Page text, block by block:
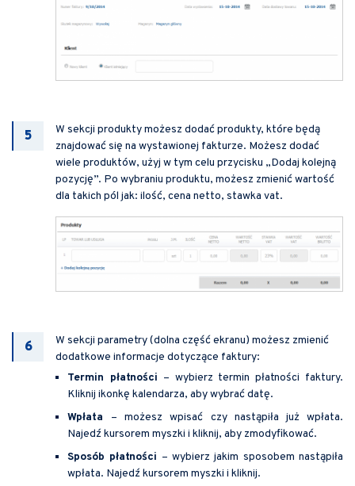
W sekcji produkty możesz dodać produkty, które będą
znajdować się na wystawionej fakturze. Możesz dodać
wiele produktów, użyj w tym celu przycisku „Dodaj kolejną
pozycję”. Po wybraniu produktu, możesz zmienić wartość
dla takich pól jak: ilość, cena netto, stawka vat.
W sekcji parametry (dolna część ekranu) możesz zmienić
dodatkowe informacje dotyczące faktury:
Termin płatności – wybierz termin płatności faktury.
Kliknij ikonkę kalendarza, aby wybrać datę.
Wpłata – możesz wpisać czy nastąpiła już wpłata.
Najedź kursorem myszki i kliknij, aby zmodyfikować.
Sposób płatności – wybierz jakim sposobem nastąpiła
wpłata. Najedź kursorem myszki i kliknij.